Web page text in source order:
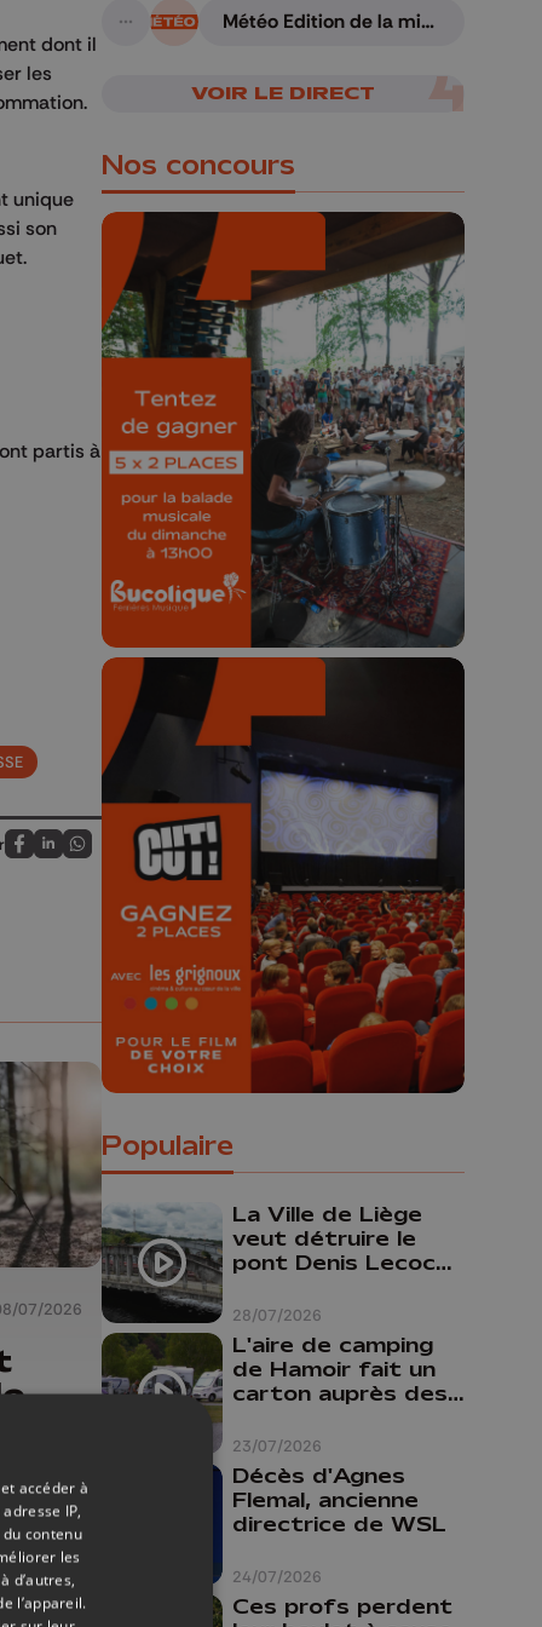
dont il
les
unique
son
partis à
Partagez sur FaceBook
Partagez sur LinkedIn
Partagez sur Whatsapp
07/2026
A suivre
Météo Edition de la mi-
VOIR LE DIRECT
Nos concours
🎁 Gagnez 5x2
places pour le
Bucolique Ferrières
Festival 🌿🎶
Concours valable jusqu'au 9 août,
23h59.
🎬 Concours CUT x
Les Grignoux ✨
Concours permanent - 2 places à
gagner chaque semaine !
Populaire
28/07/2026
La Ville de Liège
veut détruire le
pont Denis Lecocq
budget pour le
faire
23/07/2026
L'aire de camping
de Hamoir fait un
carton auprès des
24/07/2026
Décès d'Agnes
Flemal, ancienne
directrice de WSL
Ces profs perdent
accéder à
IP,
contenu
les
d’autres,
l’appareil.